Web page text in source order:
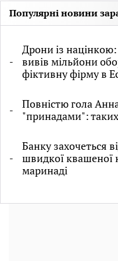
Популярні новини
Дрони із
вивів мільйони
фіктивну фірму в
Повністю гола
"принадами":
Банку захочеться
швидкої квашеної
маринаді